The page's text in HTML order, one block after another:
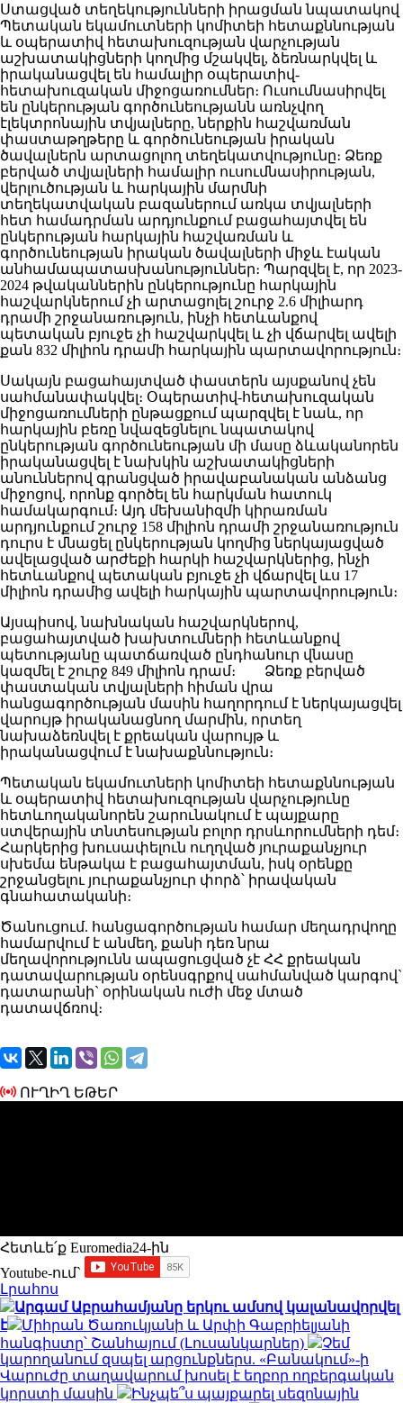
Ստացված տեղեկությունների իրացման նպատակով
Պետական եկամուտների կոմիտեի հետաքննության
և օպերատիվ հետախուզության վարչության
աշխատակիցների կողմից մշակվել, ձեռնարկվել և
իրականացվել են համալիր օպերատիվ-
հետախուզական միջոցառումներ։ Ուսումնասիրվել
են ընկերության գործունեությանն առնչվող
էլեկտրոնային տվյալները, ներքին հաշվառման
փաստաթղթերը և գործունեության իրական
ծավալներն արտացոլող տեղեկատվությունը։ Ձեռք
բերված տվյալների համալիր ուսումնասիրության,
վերլուծության և հարկային մարմնի
տեղեկատվական բազաներում առկա տվյալների
հետ համադրման արդյունքում բացահայտվել են
ընկերության հարկային հաշվառման և
գործունեության իրական ծավալների միջև էական
անհամապատասխանություններ։ Պարզվել է, որ 2023-
2024 թվականներին ընկերությունը հարկային
հաշվարկներում չի արտացոլել շուրջ 2.6 միլիարդ
դրամի շրջանառություն, ինչի հետևանքով
պետական բյուջե չի հաշվարկվել և չի վճարվել ավելի
քան 832 միլիոն դրամի հարկային պարտավորություն։
Սակայն բացահայտված փաստերն այսքանով չեն
սահմանափակվել։ Օպերատիվ-հետախուզական
միջոցառումների ընթացքում պարզվել է նաև, որ
հարկային բեռը նվազեցնելու նպատակով
ընկերության գործունեության մի մասը ձևականորեն
իրականացվել է նախկին աշխատակիցների
անուններով գրանցված իրավաբանական անձանց
միջոցով, որոնք գործել են հարկման հատուկ
համակարգում։ Այդ մեխանիզմի կիրառման
արդյունքում շուրջ 158 միլիոն դրամի շրջանառություն
դուրս է մնացել ընկերության կողմից ներկայացված
ավելացված արժեքի հարկի հաշվարկներից, ինչի
հետևանքով պետական բյուջե չի վճարվել ևս 17
միլիոն դրամից ավելի հարկային պարտավորություն։
Այսպիսով, նախնական հաշվարկներով,
բացահայտված խախտումների հետևանքով
պետությանը պատճառված ընդհանուր վնասը
կազմել է շուրջ 849 միլիոն դրամ։ Ձեռք բերված
փաստական տվյալների հիման վրա
հանցագործության մասին հաղորդում է ներկայացվել
վարույթ իրականացնող մարմին, որտեղ
նախաձեռնվել է քրեական վարույթ և
իրականացվում է նախաքննություն։
Պետական եկամուտների կոմիտեի հետաքննության
և օպերատիվ հետախուզության վարչությունը
հետևողականորեն շարունակում է պայքարը
ստվերային տնտեսության բոլոր դրսևորումների դեմ։
Հարկերից խուսափելուն ուղղված յուրաքանչյուր
սխեմա ենթակա է բացահայտման, իսկ օրենքը
շրջանցելու յուրաքանչյուր փորձ՝ իրավական
գնահատականի։
Ծանուցում. հանցագործության համար մեղադրվողը
համարվում է անմեղ, քանի դեռ նրա
մեղավորությունն ապացուցված չէ ՀՀ քրեական
դատավարության օրենսգրքով սահմանված կարգով`
դատարանի` օրինական ուժի մեջ մտած
դատավճռով։
ՈՒՂԻՂ ԵԹԵՐ
Հետևե՛ք Euromedia24-ին
Youtube-ում`
Լրահոս
Արգամ Աբրահամյանը երկու ամսով կալանավորվել
է
Միհրան Ծառուկյանի և Արփի Գաբրիելյանի
հանգիստը՝ Շանհայում (Լուսանկարներ)
Չեմ
կարողանում զսպել արցունքներս. «Բանակում»-ի
Վարուժը տաղավարում խոսել է եղբոր ողբերգական
կորստի մասին
Ինչպե՞ս պայքարել սեզոնային